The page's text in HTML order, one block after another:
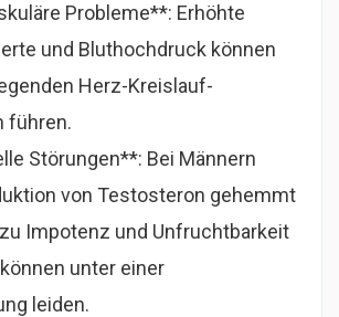
Probleme**: Erhöhte
und Bluthochdruck können
Herz-Kreislauf-
führen.
Störungen**: Bei Männern
von Testosteron gehemmt
Impotenz und Unfruchtbarkeit
unter einer
leiden.